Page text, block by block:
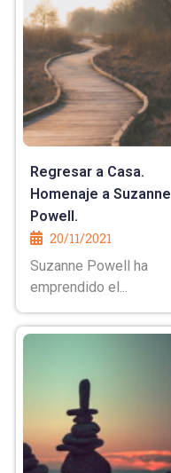
Regresar a Casa.
Homenaje a Suzanne
Powell.
20/11/2021
Suzanne Powell ha
emprendido el...